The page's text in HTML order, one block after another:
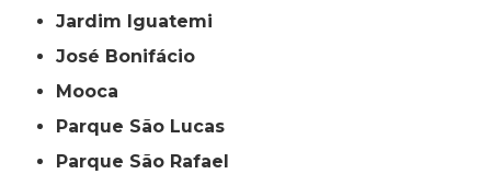
Jardim Iguatemi
José Bonifácio
Mooca
Parque São Lucas
Parque São Rafael